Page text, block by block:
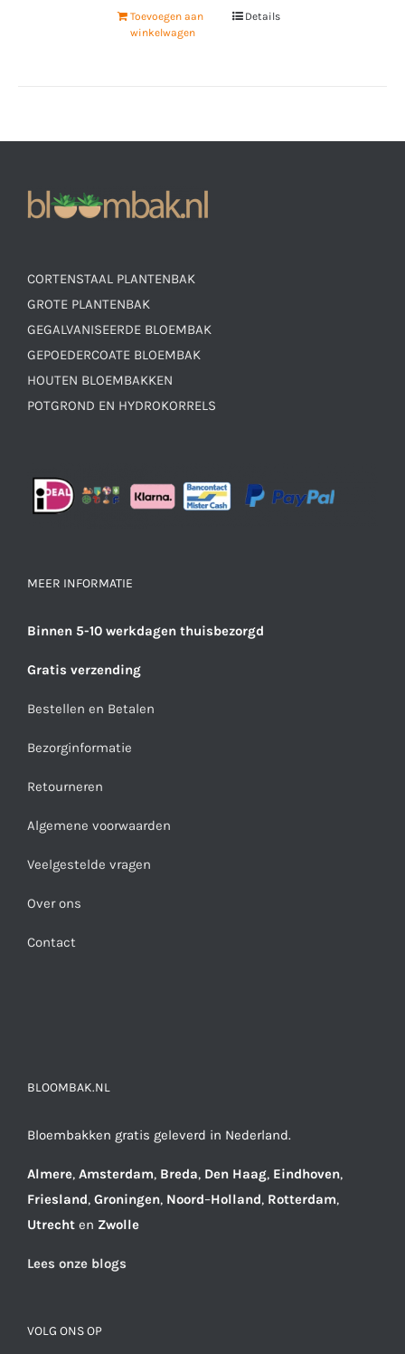
Toevoegen aan
winkelwagen
Details
CORTENSTAAL PLANTENBAK
GROTE PLANTENBAK
GEGALVANISEERDE BLOEMBAK
GEPOEDERCOATE BLOEMBAK
HOUTEN BLOEMBAKKEN
POTGROND EN HYDROKORRELS
MEER INFORMATIE
Binnen 5-10 werkdagen thuisbezorgd
Gratis verzending
Bestellen en Betalen
Bezorginformatie
Retourneren
Algemene voorwaarden
Veelgestelde vragen
Over ons
Contact
BLOOMBAK.NL
Bloembakken gratis geleverd in Nederland.
Almere, Amsterdam, Breda, Den Haag, Eindhoven,
Friesland, Groningen, Noord–Holland, Rotterdam,
Utrecht en Zwolle
Lees onze blogs
VOLG ONS OP